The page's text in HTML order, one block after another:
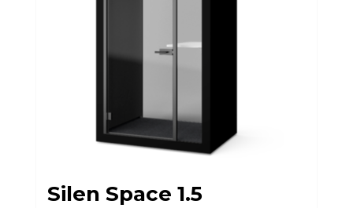
Silen Space 1.5